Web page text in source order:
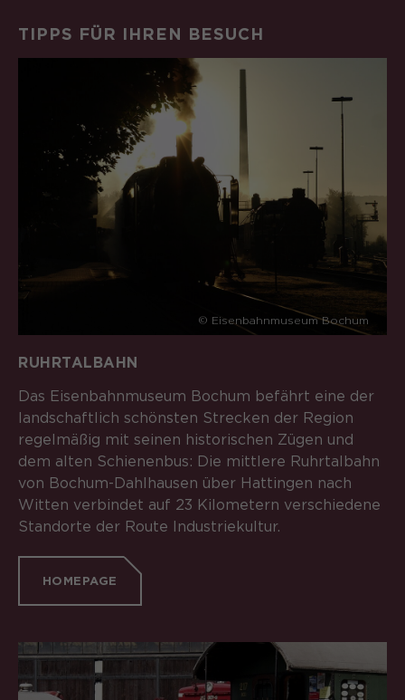
TIPPS FÜR IHREN BESUCH
© Eisenbahnmuseum Bochum
RUHRTALBAHN
Das Eisenbahnmuseum Bochum befährt eine der
landschaftlich schönsten Strecken der Region
regelmäßig mit seinen historischen Zügen und
dem alten Schienenbus: Die mittlere Ruhrtalbahn
von Bochum-Dahlhausen über Hattingen nach
Witten verbindet auf 23 Kilometern verschiedene
Standorte der Route Industriekultur.
HOMEPAGE